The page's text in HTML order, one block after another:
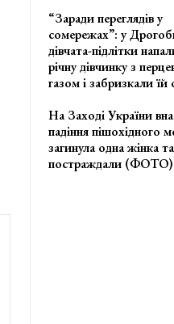
“Заради переглядів у
сомережах”: у
дівчата-підлітки
річну дівчинку з
газом і забризкали
На Заході України
падіння пішохідного
загинула одна жінка
постраждали (ФОТО)